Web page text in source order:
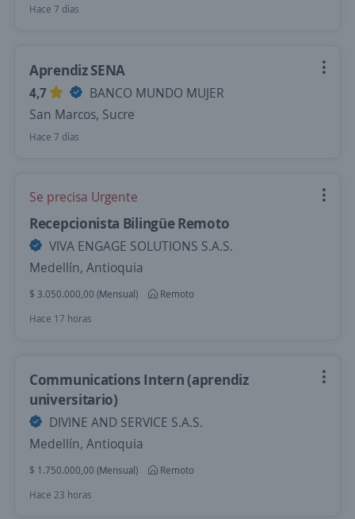
Hace 7 días
Aprendiz SENA
4,7
BANCO MUNDO MUJER
San Marcos, Sucre
Hace 7 días
Se precisa Urgente
Recepcionista Bilingüe Remoto
VIVA ENGAGE SOLUTIONS S.A.S.
Medellín, Antioquia
$ 3.050.000,00 (Mensual)
Remoto
Hace 17 horas
Communications Intern (aprendiz
universitario)
DIVINE AND SERVICE S.A.S.
Medellín, Antioquia
$ 1.750.000,00 (Mensual)
Remoto
Hace 23 horas